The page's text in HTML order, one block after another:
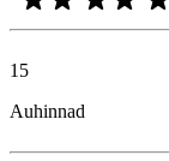
15
Auhinnad